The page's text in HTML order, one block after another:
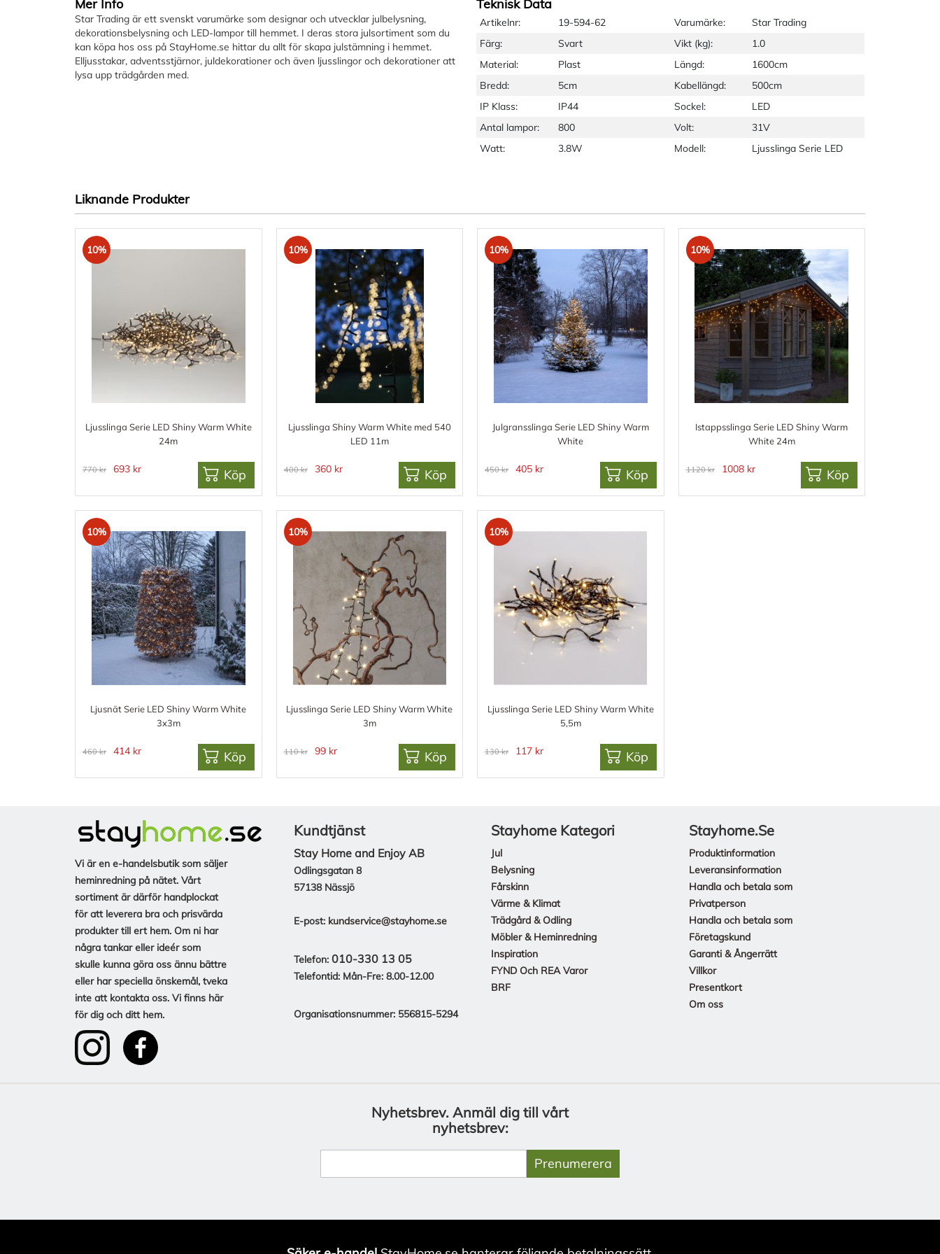
bildgalleriet
Mer Info
Star Trading är ett svenskt varumärke som designar och utvecklar julbelysning,
dekorationsbelysning och LED-lampor till hemmet. I deras stora julsortiment som du
kan köpa hos oss på StayHome.se hittar du allt för skapa julstämning i hemmet.
Elljusstakar, adventsstjärnor, juldekorationer och även ljusslingor och dekorationer att
lysa upp trädgården med.
Teknisk Data
Artikelnr: 19-594-62 Varumärke:
Star Trading
Färg:
Svart Vikt (kg):
1.0
Material:
Plast Längd:
1600cm
Bredd:
5cm Kabellängd:
500cm
IP Klass:
IP44 Sockel:
LED
Antal lampor:
800 Volt:
31V
Watt:
3.8W Modell: Ljusslinga Serie LED
Liknande Produkter
10%
Ljusslinga Serie LED Shiny Warm White
24m
770 kr 693 kr Köp
10%
Ljusslinga Shiny Warm White med 540
LED 11m
400 kr 360 kr Köp
10%
Julgransslinga Serie LED Shiny Warm
White
450 kr 405 kr Köp
10%
Istappsslinga Serie LED Shiny Warm
White 24m
1120 kr 1008 kr Köp
10%
Ljusnät Serie LED Shiny Warm White
3x3m
460 kr 414 kr Köp
10%
Ljusslinga Serie LED Shiny Warm White
3m
110 kr 99 kr Köp
10%
Ljusslinga Serie LED Shiny Warm White
5,5m
130 kr 117 kr Köp
Vi är en e-handelsbutik som säljer
heminredning på nätet. Vårt
sortiment är därför handplockat
för att leverera bra och prisvärda
produkter till ert hem. Om ni har
några tankar eller ideér som
skulle kunna göra oss ännu bättre
eller har speciella önskemål, tveka
inte att kontakta oss. Vi finns här
för dig och ditt hem.
Kundtjänst
Stay Home and Enjoy AB
Odlingsgatan 8
57138 Nässjö
E-post: kundservice@stayhome.se
Telefon: 010-330 13 05
Telefontid: Mån-Fre: 8.00-12.00
Organisationsnummer: 556815-5294
Stayhome Kategori
Jul
Belysning
Fårskinn
Värme & Klimat
Trädgård & Odling
Möbler & Heminredning
Inspiration
FYND Och REA Varor
BRF
Stayhome.se
Produktinformation
Leveransinformation
Handla och betala som
Privatperson
Handla och betala som
Företagskund
Garanti & Ångerrätt
Villkor
Presentkort
Om oss
Nyhetsbrev. Anmäl dig till vårt
nyhetsbrev:
Prenumerera